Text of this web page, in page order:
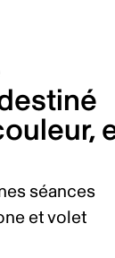
séances
et volet